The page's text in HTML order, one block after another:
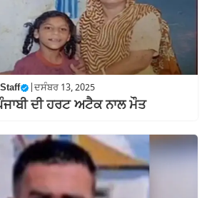
ਦਸੰਬਰ 13, 2025
ਦੀ ਹਰਟ ਅਟੈਕ ਨਾਲ ਮੌਤ